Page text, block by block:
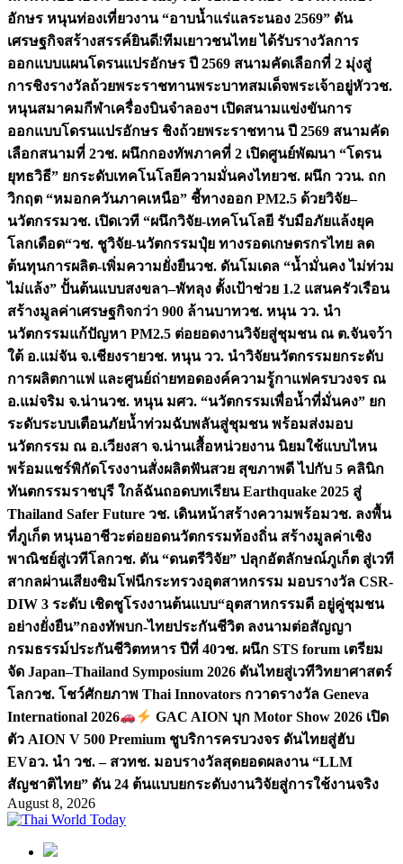
อักษร หนุนท่องเที่ยวงาน “อาบน้ำแร่แลระนอง 2569” ดัน
เศรษฐกิจสร้างสรรค์ยินดี!ทีมเยาวชนไทย ได้รับรางวัลการ
ออกแบบแผนโดรนแปรอักษร ปี 2569 สนามคัดเลือกที่ 2 มุ่งสู่
การชิงรางวัลถ้วยพระราชทานพระบาทสมเด็จพระเจ้าอยู่หัววช.
หนุนสมาคมกีฬาเครื่องบินจำลองฯ เปิดสนามแข่งขันการ
ออกแบบโดรนแปรอักษร ชิงถ้วยพระราชทาน ปี 2569 สนามคัด
เลือกสนามที่ 2วช. ผนึกกองทัพภาคที่ 2 เปิดศูนย์พัฒนา “โดรน
ยุทธวิธี” ยกระดับเทคโนโลยีความมั่นคงไทยวช. ผนึก ววน. ถก
วิกฤต “หมอกควันภาคเหนือ” ชี้ทางออก PM2.5 ด้วยวิจัย–
นวัตกรรมวช. เปิดเวที “ผนึกวิจัย-เทคโนโลยี รับมือภัยแล้งยุค
โลกเดือด“วช. ชูวิจัย-นวัตกรรมปุ๋ย ทางรอดเกษตรกรไทย ลด
ต้นทุนการผลิต-เพิ่มความยั่งยืนวช. ดันโมเดล “น้ำมั่นคง ไม่ท่วม
ไม่แล้ง” ปั้นต้นแบบสงขลา–พัทลุง ตั้งเป้าช่วย 1.2 แสนครัวเรือน
สร้างมูลค่าเศรษฐกิจกว่า 900 ล้านบาทวช. หนุน วว. นำ
นวัตกรรมแก้ปัญหา PM2.5 ต่อยอดงานวิจัยสู่ชุมชน ณ ต.จันจว้า
ใต้ อ.แม่จัน จ.เชียงรายวช. หนุน วว. นำวิจัยนวัตกรรมยกระดับ
การผลิตกาแฟ และศูนย์ถ่ายทอดองค์ความรู้กาแฟครบวงจร ณ
อ.แม่จริม จ.น่านวช. หนุน มศว. “นวัตกรรมเพื่อน้ำที่มั่นคง” ยก
ระดับระบบเตือนภัยน้ำท่วมฉับพลันสู่ชุมชน พร้อมส่งมอบ
นวัตกรรม ณ อ.เวียงสา จ.น่านเสื้อหน่วยงาน นิยมใช้แบบไหน
พร้อมแชร์พิกัดโรงงานสั่งผลิตฟันสวย สุขภาพดี ไปกับ 5 คลินิก
ทันตกรรมราชบุรี ใกล้ฉันถอดบทเรียน Earthquake 2025 สู่
Thailand Safer Future วช. เดินหน้าสร้างความพร้อมวช. ลงพื้น
ที่ภูเก็ต หนุนอาชีวะต่อยอดนวัตกรรมท้องถิ่น สร้างมูลค่าเชิง
พาณิชย์สู่เวทีโลกวช. ดัน “ดนตรีวิจัย” ปลุกอัตลักษณ์ภูเก็ต สู่เวที
สากลผ่านเสียงซิมโฟนีกระทรวงอุตสาหกรรม มอบรางวัล CSR-
DIW 3 ระดับ เชิดชูโรงงานต้นแบบ“อุตสาหกรรมดี อยู่คู่ชุมชน
อย่างยั่งยืน”กองทัพบก-ไทยประกันชีวิต ลงนามต่อสัญญา
กรมธรรม์ประกันชีวิตทหาร ปีที่ 40วช. ผนึก STS forum เตรียม
จัด Japan–Thailand Symposium 2026 ดันไทยสู่เวทีวิทยาศาสตร์
โลกวช. โชว์ศักยภาพ Thai Innovators กวาดรางวัล Geneva
International 2026
GAC AION บุก Motor Show 2026 เปิด
ตัว AION V 500 Premium ชูบริการครบวงจร ดันไทยสู่ฮับ
EVอว. นำ วช. – สวทช. มอบรางวัลสุดยอดผลงาน “LLM
สัญชาติไทย” ดัน 24 ต้นแบบยกระดับงานวิจัยสู่การใช้งานจริง
August 8, 2026